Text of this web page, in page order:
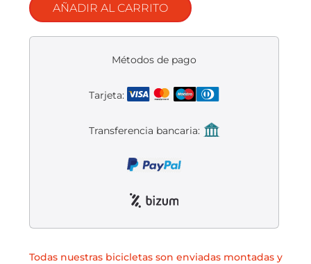
AÑADIR AL CARRITO
Métodos de pago
Tarjeta:
Transferencia bancaria:
Todas nuestras bicicletas son enviadas montadas y